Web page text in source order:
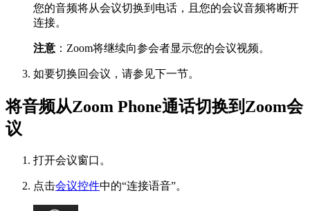
您的音频将从会议切换到电话，且您的会议音频将断开
连接。
注意 ：Zoom将继续向参会者显示您的会议视频。
如要切换回会议，请参见下一节。
将音频从Zoom Phone通话切换到Zoom会
议
打开会议窗口。
点击会议控件中的“连接语音”。